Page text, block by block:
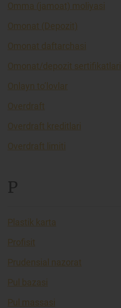
Omma (jamoat) moliyasi
Omonat (Depozit)
Omonat daftarchasi
Omonat/depozit sertifikatlari
Onlayn to’lovlar
Overdraft
Overdraft kreditlari
Overdraft limiti
P
Plastik karta
Profisit
Prudensial nazorat
Pul bazasi
Pul massasi